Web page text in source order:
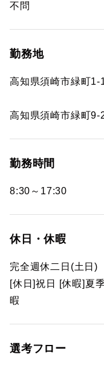
不問
勤務地
高知県須崎市緑町
高知県須崎市緑町
勤務時間
8:30～17:30
休日・休暇
完全週休二日(土日)
[休日]祝日 [休暇]
暇
選考フロー